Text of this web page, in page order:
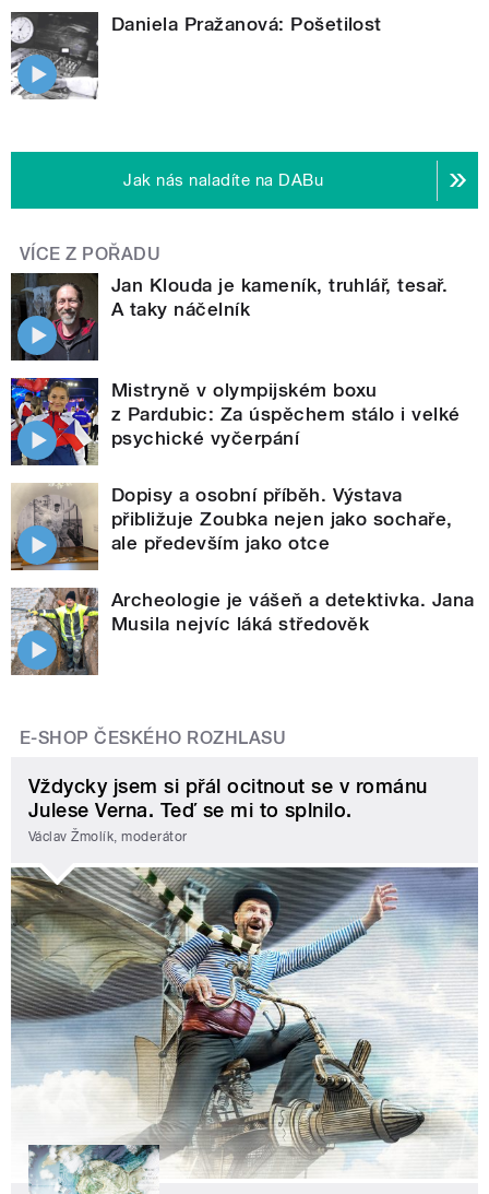
Daniela Pražanová: Pošetilost
Jak nás naladíte na DABu
VÍCE Z POŘADU
Jan Klouda je kameník, truhlář, tesař.
A taky náčelník
Mistryně v olympijském boxu
z Pardubic: Za úspěchem stálo i velké
psychické vyčerpání
Dopisy a osobní příběh. Výstava
přibližuje Zoubka nejen jako sochaře,
ale především jako otce
Archeologie je vášeň a detektivka. Jana
Musila nejvíc láká středověk
E-SHOP ČESKÉHO ROZHLASU
Vždycky jsem si přál ocitnout se v románu
Julese Verna. Teď se mi to splnilo.
Václav Žmolík, moderátor